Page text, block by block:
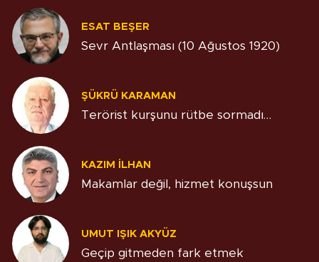
ESAT BEŞER
Sevr Antlaşması (10 Ağustos 1920)
ŞÜKRÜ KARAMAN
Terörist kurşunu rütbe sormadı…
KAZIM İLHAN
Makamlar değil, hizmet konuşsun
UMUT IŞIK AKYÜZ
Geçip gitmeden fark etmek